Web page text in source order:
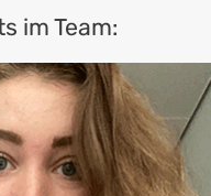
im Team: